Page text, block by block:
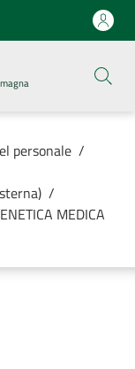
personale /
/
MEDICA